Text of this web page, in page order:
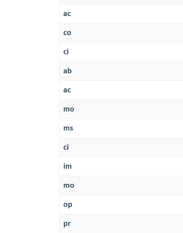
ac
co
ci
ab
ac
mo
ms
ci
im
mo
op
pr